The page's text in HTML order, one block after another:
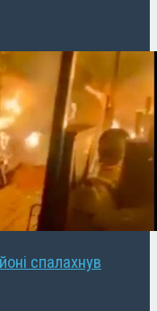
спалахнув